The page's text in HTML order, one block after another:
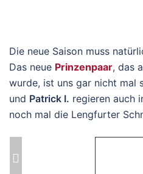
Die neue Saison muss
Das neue Prinzenpaar, das
wurde, ist uns gar nicht mal
und Patrick I. regieren auch
noch mal die Lengfurter